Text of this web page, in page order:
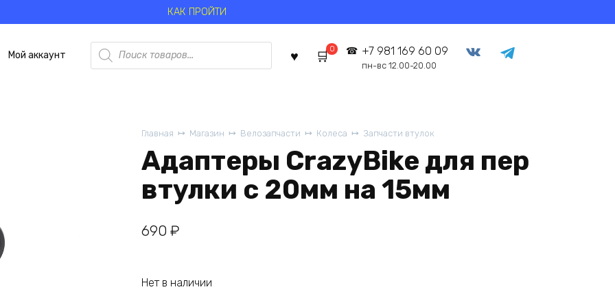
КАК ПРОЙТИ
Мой аккаунт
Поиск
товаров
0 +7 981 169 60 09
пн-вс 12.00-20.00
Главная
Магазин Велозапчасти Колеса Запчасти втулок
Адаптеры CrazyBike для пер
втулки с 20мм на 15мм
690 ₽
Нет в наличии